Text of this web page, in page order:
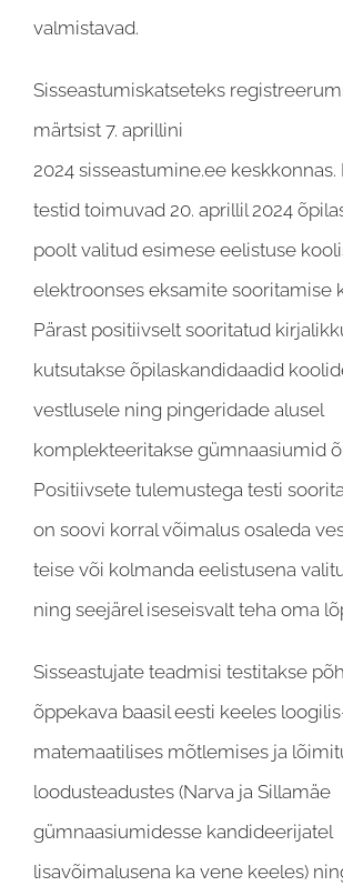
valmistavad.
Sisseastumiskatseteks
märtsist 7. aprillini
2024 sisseastumine.ee keskkonnas.
testid toimuvad 20. aprillil 2024
poolt valitud esimese eelistuse
elektroonses eksamite sooritamise
Pärast positiivselt sooritatud
kutsutakse õpilaskandidaadid
vestlusele ning pingeridade alusel
komplekteeritakse gümnaasiumid
Positiivsete tulemustega testi
on soovi korral võimalus osaleda
teise või kolmanda eelistusena
ning seejärel iseseisvalt teha oma
Sisseastujate teadmisi testitakse
õppekava baasil eesti keeles
matemaatilises mõtlemises ja
loodusteadustes (Narva ja Sillamäe
gümnaasiumidesse kandideerijatel
lisavõimalusena ka vene keeles)